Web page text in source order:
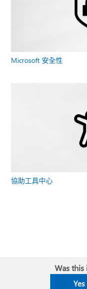
Microsoft 安全性
協助工具中心
Was
Yes